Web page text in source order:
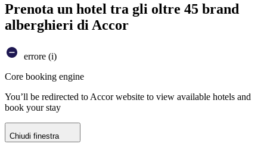
Prenota un hotel tra gli oltre 45 brand
alberghieri di Accor
errore (i)
Core booking engine
You’ll be redirected to Accor website to view available hotels and
book your stay
Chiudi finestra